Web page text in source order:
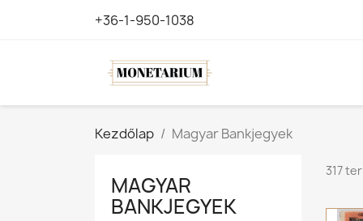
+36-1-950-1038
Kezdőlap Magyar Bankjegyek
MAGYAR
BANKJEGYEK
317